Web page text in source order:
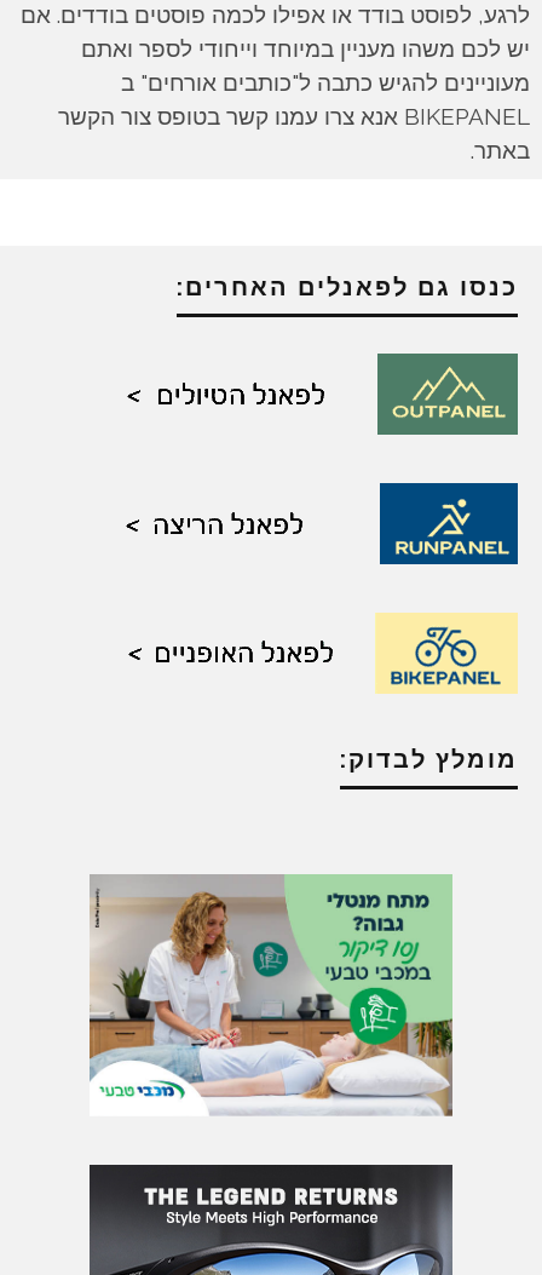
לרגע, לפוסט בודד או אפילו לכמה פוסטים בודדים. אם
יש לכם משהו מעניין במיוחד וייחודי לספר ואתם
מעוניינים להגיש כתבה ל"כותבים אורחים" ב
BIKEPANEL אנא צרו עמנו קשר בטופס צור הקשר
באתר.
כנסו גם לפאנלים האחרים:
מומלץ לבדוק: